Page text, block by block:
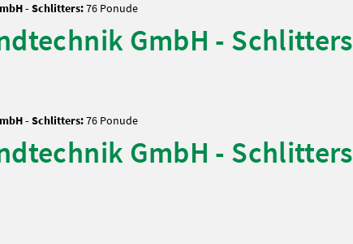
- Schlitters:76 Ponude
GmbH - Schlitters
- Schlitters:76 Ponude
GmbH - Schlitters